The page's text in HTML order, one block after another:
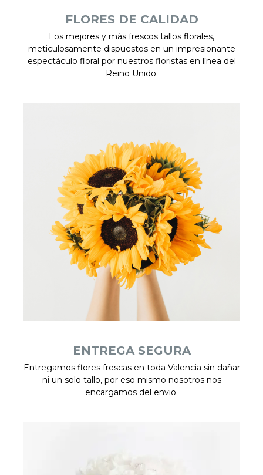
FLORES DE CALIDAD
Los mejores y más frescos tallos florales,
meticulosamente dispuestos en un impresionante
espectáculo floral por nuestros floristas en línea del
Reino Unido.
ENTREGA SEGURA
Entregamos flores frescas en toda Valencia sin dañar
ni un solo tallo, por eso mismo nosotros nos
encargamos del envio.